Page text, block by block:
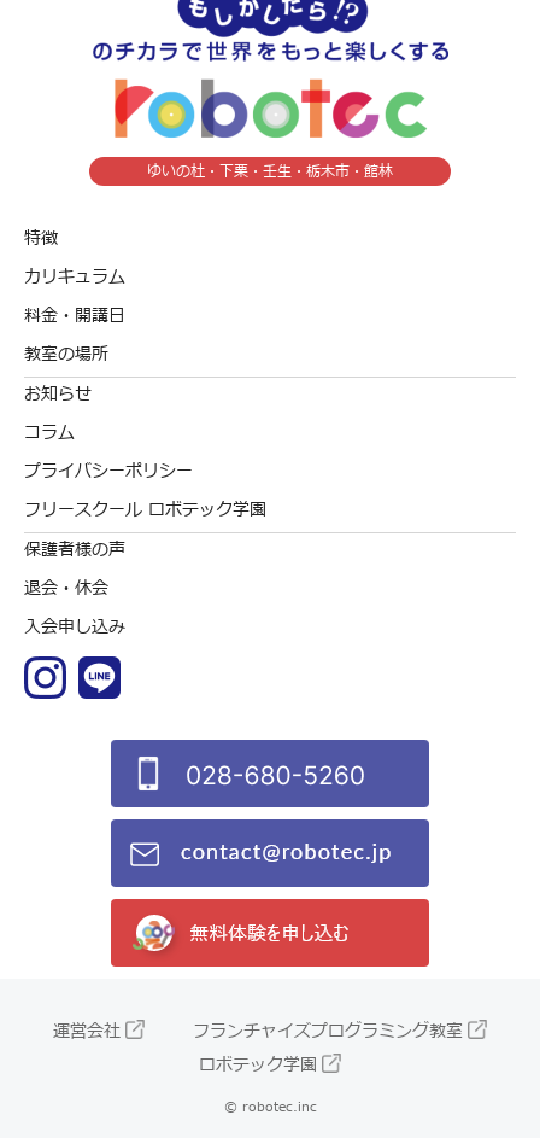
ゆいの杜・下栗・壬生・栃木市・館林
特徴
カリキュラム
料金・開講日
教室の場所
お知らせ
コラム
プライバシーポリシー
フリースクール ロボテック学園
保護者様の声
退会・休会
入会申し込み
運営会社
フランチャイズプログラミング教室
ロボテック学園
© robotec.inc